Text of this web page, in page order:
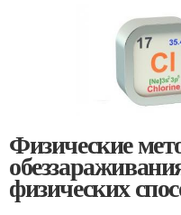
Физические
физических